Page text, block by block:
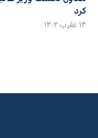
کرد
۱۴ عقرب ۱۴۰۲